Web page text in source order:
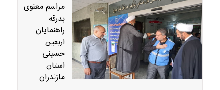
مراسم معنوی
بدرقه
راهنمایان
اربعین
حسینی
استان
مازندران